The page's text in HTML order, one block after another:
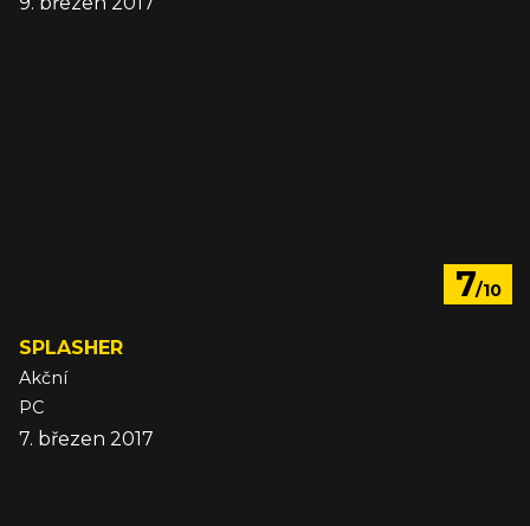
7/10
SPLASHER
Akční
PC
7. březen 2017